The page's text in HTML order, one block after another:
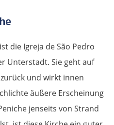
die Igreja de São Pedro
Unterstadt. Sie geht auf
und wirkt innen
äußere Erscheinung
jenseits von Strand